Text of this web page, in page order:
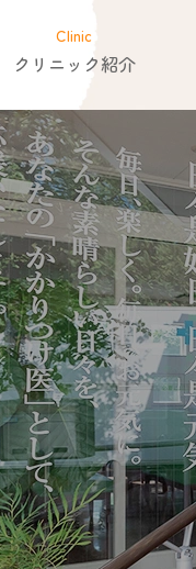
15
年
Clinic
クリニック紹介